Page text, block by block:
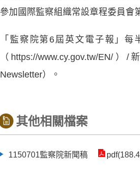
參加國際監察組織常設章程委員會
「監察院第6屆英文電子報」
（https://www.cy.gov.tw/EN/
Newsletter）。
其他相關檔案
1150701監察院新聞稿